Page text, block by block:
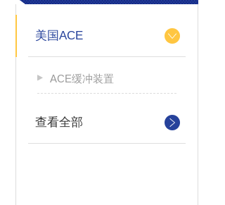
美国ACE
ACE缓冲装置
查看全部